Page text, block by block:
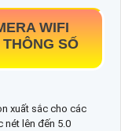
WIFI
SỐ
xuất sắc cho các
nét lên đến 5.0